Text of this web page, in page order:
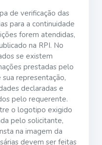
de verificação das
para a continuidade
forem atendidas,
na RPI. No
se existem
prestadas pelo
representação,
declaradas e
pelo requerente.
o logotipo exigido
pelo solicitante,
na imagem da
devem ser feitas